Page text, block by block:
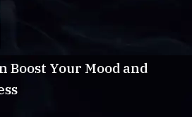
Boost Your Mood and